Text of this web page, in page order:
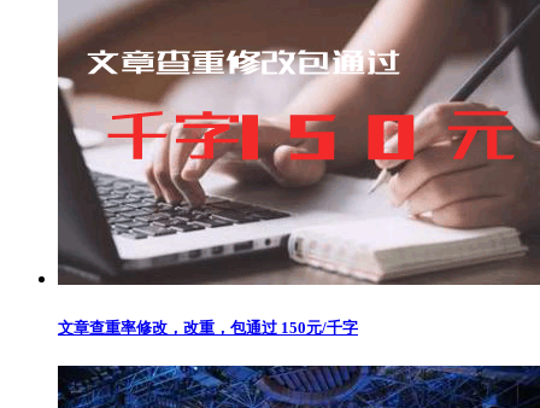
文章查重率修改，改重，包通过 150元/千字